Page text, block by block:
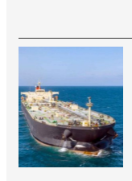
खळबळ